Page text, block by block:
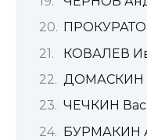
КОВАЛЕВ
ДОМАСКИН
ЧЕЧКИН
БУРМАКИН